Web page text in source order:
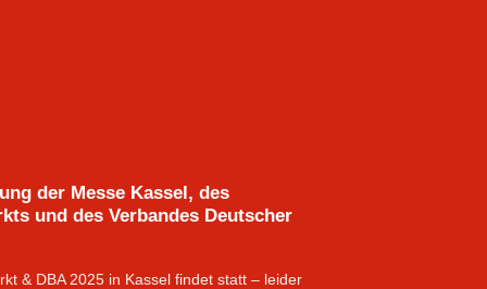
der Messe Kassel, des
und des Verbandes Deutscher
& DBA 2025 in Kassel findet statt – leider